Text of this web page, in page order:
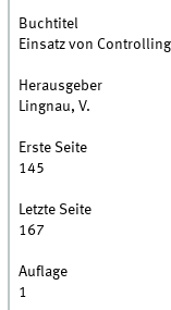
Buchtitel
Einsatz von Controlling
Herausgeber
Lingnau, V.
Erste Seite
145
Letzte Seite
167
Auflage
1